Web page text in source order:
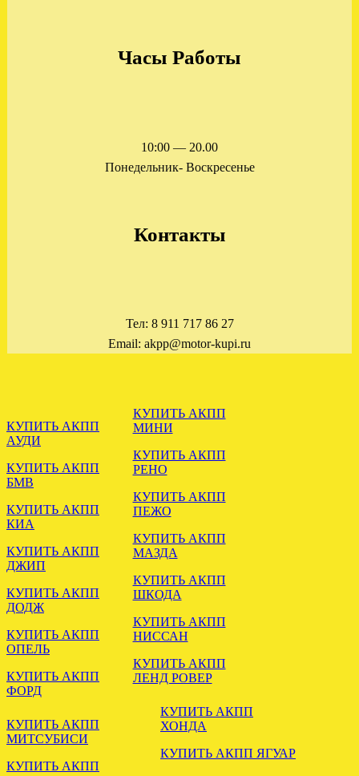
ОТПРАВЛЕНА АКПП
722.640
Отправлена АКПП DSG 6
.
Часы Работы
10:00 — 20.00
Понедельник- Воскресенье
Контакты
Тел: 8 911 717 86 27
Email: akpp@motor-kupi.ru
КУПИТЬ АКПП
АУДИ
КУПИТЬ АКПП
БМВ
КУПИТЬ АКПП
КИА
КУПИТЬ АКПП
ДЖИП
КУПИТЬ АКПП
ДОДЖ
КУПИТЬ АКПП
ОПЕЛЬ
КУПИТЬ АКПП
ФОРД
КУПИТЬ АКПП
МИНИ
КУПИТЬ АКПП
РЕНО
КУПИТЬ АКПП
ПЕЖО
КУПИТЬ АКПП
МАЗДА
КУПИТЬ АКПП
ШКОДА
КУПИТЬ АКПП
НИССАН
КУПИТЬ АКПП
ЛЕНД РОВЕР
КУПИТЬ АКПП
МИТСУБИСИ
КУПИТЬ АКПП
КУПИТЬ АКПП
ХОНДА
КУПИТЬ АКПП ЯГУАР